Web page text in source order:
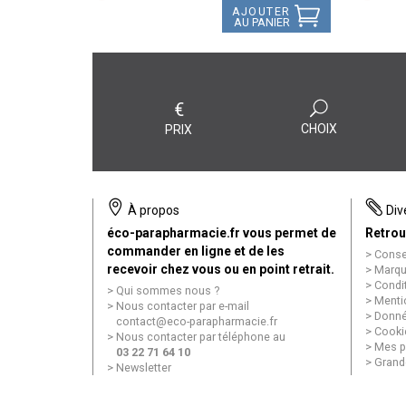
AJOUTER
AU PANIER
€
PRIX CHOIX
À propos
éco-parapharmacie.fr vous permet de
commander en ligne et de les
recevoir chez vous ou en point retrait.
Qui sommes nous ?
Nous contacter par e-mail
contact@eco-parapharmacie.fr
Nous contacter par téléphone au
03 22 71 64 10
Newsletter
Mes